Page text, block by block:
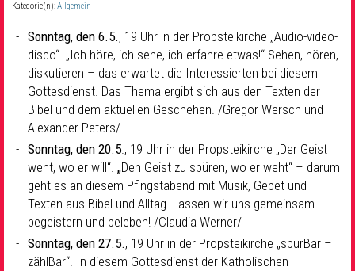
Musik& Kultur
Seelsorge & Kontakt
Kategorie(n):Allgemein
Sonntag, den 6.5., 19 Uhr in der Propsteikirche „Audio-video-
disco“ .„Ich höre, ich sehe, ich erfahre etwas!“ Sehen, hören,
diskutieren – das erwartet die Interessierten bei diesem
Gottesdienst. Das Thema ergibt sich aus den Texten der
Bibel und dem aktuellen Geschehen. /Gregor Wersch und
Alexander Peters/
Sonntag, den 20.5., 19 Uhr in der Propsteikirche „Der Geist
weht, wo er will“. „Den Geist zu spüren, wo er weht“ – darum
geht es an diesem Pfingstabend mit Musik, Gebet und
Texten aus Bibel und Alltag. Lassen wir uns gemeinsam
begeistern und beleben! /Claudia Werner/
Sonntag, den 27.5., 19 Uhr in der Propsteikirche „spürBar –
zählBar“. In diesem Gottesdienst der Katholischen